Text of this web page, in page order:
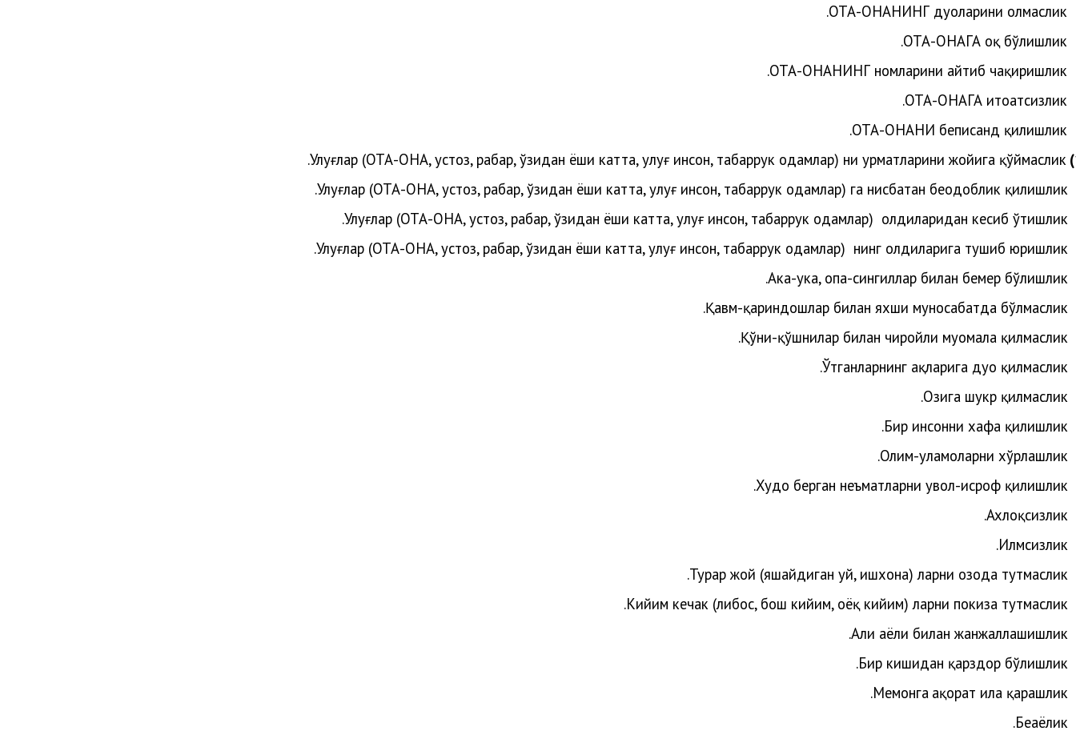
ОТА-ОНАНИНГ дуоларини олмаслик.
ОТА-ОНАГА оқ бўлишлик.
ОТА-ОНАНИНГ номларини айтиб чақиришлик.
ОТА-ОНАГА итоатсизлик.
ОТА-ОНАНИ беписанд қилишлик.
Улуғлар (ОТА-ОНА, устоз, раҳбар, ўзидан ёши катта, улуғ инсон, табаррук одамлар) ни ҳурматларини жойига қўймаслик.
Улуғлар (ОТА-ОНА, устоз, раҳбар, ўзидан ёши катта, улуғ инсон, табаррук одамлар) га нисбатан беодоблик қилишлик.
Улуғлар (ОТА-ОНА, устоз, раҳбар, ўзидан ёши катта, улуғ инсон, табаррук одамлар) олдиларидан кесиб ўтишлик.
Улуғлар (ОТА-ОНА, устоз, раҳбар, ўзидан ёши катта, улуғ инсон, табаррук одамлар) нинг олдиларига тушиб юришлик.
Ака-ука, опа-сингиллар билан бемеҳр бўлишлик.
Қавм-қариндошлар билан яхши муносабатда бўлмаслик.
Қўни-қўшнилар билан чиройли муомала қилмаслик.
Ўтганларнинг ҳақларига дуо қилмаслик.
Озига шукр қилмаслик.
Бир инсонни хафа қилишлик.
Олим-уламоларни хўрлашлик
.
Худо берган неъматларни увол-исроф қилишлик
.
Ахлоқсизлик.
Илмсизлик.
Турар жой (яшайдиган уй, ишхона) ларни озода тутмаслик.
Кийим кечак (либос, бош кийим, оёқ кийим) ларни покиза тутмаслик.
Аҳли аёли билан жанжаллашишлик
.
Бир кишидан қарздор бўлишлик.
Меҳмонга ҳақорат ила қарашлик
.
Беҳаёлик.